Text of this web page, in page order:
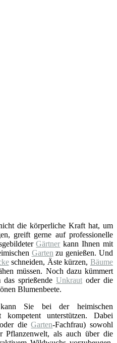
die körperliche Kraft hat, um
greift gerne auf professionelle
Gärtner kann Ihnen mit
Garten zu genießen. Und
schneiden, Äste kürzen,Bäume
müssen. Noch dazu kümmert
sprießende Unkraut oder die
Blumenbeete.
Sie bei der heimischen
kompetent unterstützen. Dabei
dieGarten-Fachfrau) sowohl
Pflanzenwelt, als auch über die